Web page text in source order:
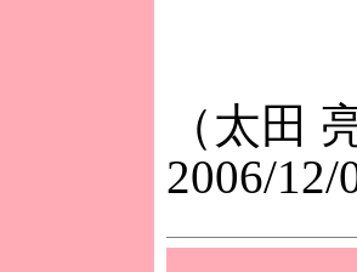
（太田
2006/12/